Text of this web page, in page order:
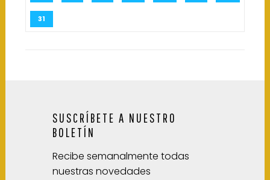
31
SUSCRÍBETE A NUESTRO
BOLETÍN
Recibe semanalmente todas
nuestras novedades